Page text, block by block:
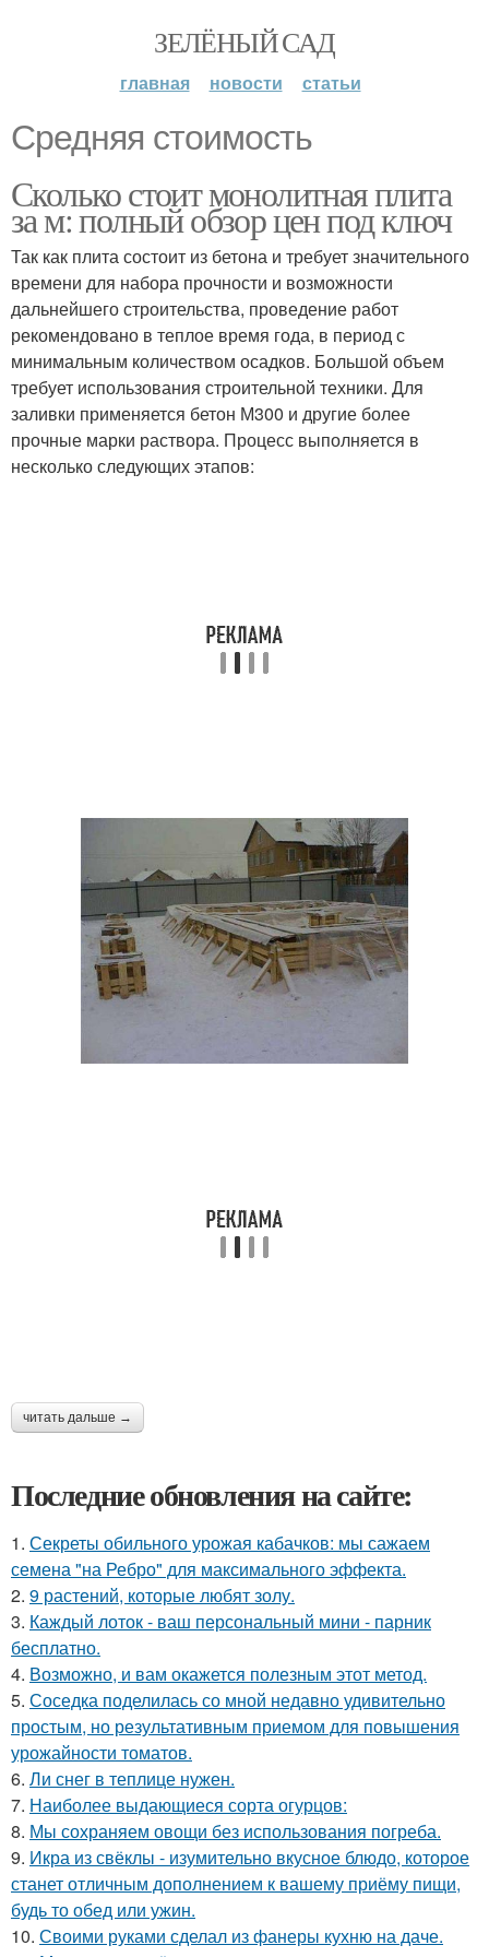
ЗЕЛЁНЫЙ САД
главная новости статьи
Средняя стоимость
Сколько стоит монолитная плита
за м: полный обзор цен под ключ
Так как плита состоит из бетона и требует значительного
времени для набора прочности и возможности
дальнейшего строительства, проведение работ
рекомендовано в теплое время года, в период с
минимальным количеством осадков. Большой объем
требует использования строительной техники. Для
заливки применяется бетон М300 и другие более
прочные марки раствора. Процесс выполняется в
несколько следующих этапов:
читать дальше →
Последние обновления на сайте:
1. Секреты обильного урожая кабачков: мы сажаем
семена "на Ребро" для максимального эффекта.
2. 9 растений, которые любят золу.
3. Каждый лоток - ваш персональный мини - парник
бесплатно.
4. Возможно, и вам окажется полезным этот метод.
5. Соседка поделилась со мной недавно удивительно
простым, но результативным приемом для повышения
урожайности томатов.
6. Ли снег в теплице нужен.
7. Наиболее выдающиеся сорта огурцов:
8. Мы сохраняем овощи без использования погреба.
9. Икра из свёклы - изумительно вкусное блюдо, которое
станет отличным дополнением к вашему приёму пищи,
будь то обед или ужин.
10. Своими руками сделал из фанеры кухню на даче.